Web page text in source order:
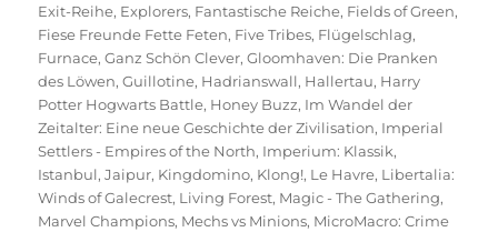
Exit-Reihe, Explorers, Fantastische Reiche, Fields of Green,
Fiese Freunde Fette Feten, Five Tribes, Flügelschlag,
Furnace,Ganz Schön Clever,Gloomhaven: Die Pranken
des Löwen,Guillotine, Hadrianswall, Hallertau, Harry
Potter Hogwarts Battle, Honey Buzz, Im Wandel der
Zeitalter: Eine neue Geschichte der Zivilisation, Imperial
Settlers - Empires of the North, Imperium: Klassik,
Istanbul,Jaipur, Kingdomino, Klong!, Le Havre, Libertalia:
Winds of Galecrest, Living Forest, Magic - The Gathering,
Marvel Champions, Mechs vs Minions, MicroMacro: Crime